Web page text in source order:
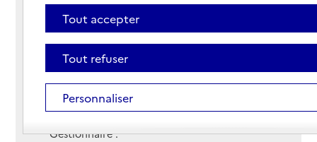
31 rue Alfred de Vigny
38100 - Grenoble
Voir itinéraire
Téléphone :
04 76 39 24 70
Contact
Contact
Gestionnaire :
Tout accepter
Tout refuser
Personnaliser